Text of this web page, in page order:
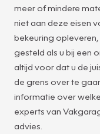
meer of mindere
niet aan deze eisen
bekeuring
gesteld als u bij een
altijd voor dat u de
de grens over te
informatie over
experts van
advies.